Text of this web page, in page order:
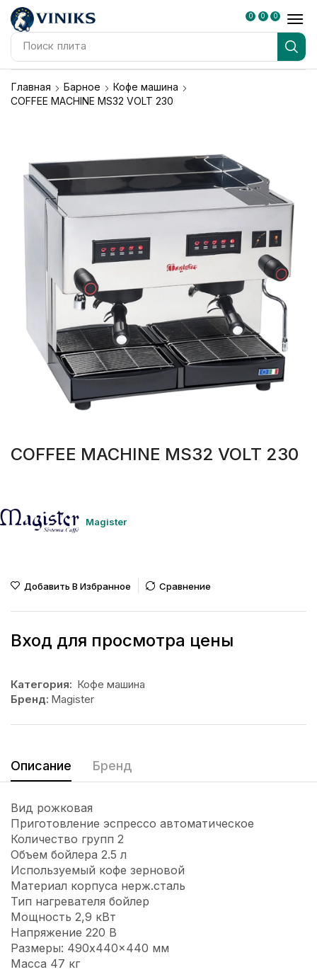
Поиск плита
0 0 0
Главная Барное
Кофе машина
COFFEE MACHINE MS32 VOLT 230
COFFEE MACHINE MS32 VOLT 230
Magister
Добавить В Избранное Сравнение
Вход для просмотра цены
Категория: Кофе машина
Бренд: Magister
Описание Бренд
Вид рожковая
Приготовление эспрессо автоматическое
Количество групп 2
Объем бойлера 2.5 л
Используемый кофе зерновой
Материал корпуса нерж.сталь
Тип нагревателя бойлер
Мощность 2,9 кВт
Напряжение 220 В
Размеры: 490x440x440 мм
Масса 47 кг